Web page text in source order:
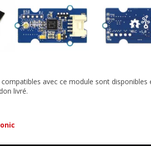
avec ce module sont
livré.